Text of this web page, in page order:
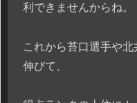
利できませんからね。
これから苔口選手や
伸びて、